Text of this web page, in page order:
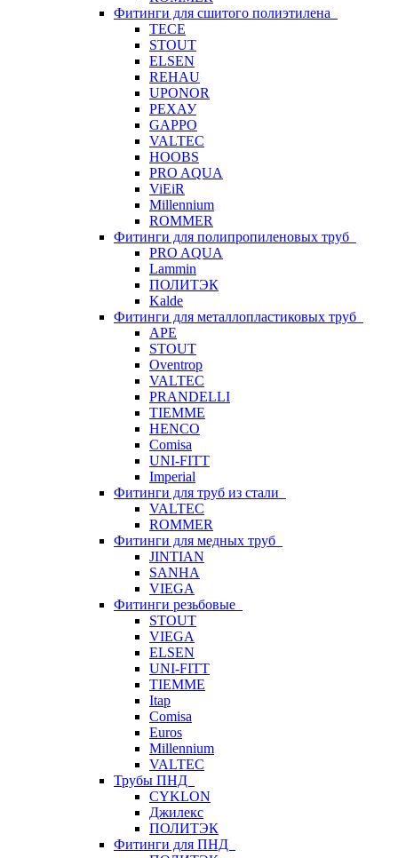
Фитинги для сшитого полиэтилена
TECE
STOUT
ELSEN
REHAU
UPONOR
РЕХАУ
GAPPO
VALTEC
HOOBS
PRO AQUA
ViEiR
Millennium
ROMMER
Фитинги для полипропиленовых труб
PRO AQUA
Lammin
ПОЛИТЭК
Kalde
Фитинги для металлопластиковых труб
APE
STOUT
Oventrop
VALTEC
PRANDELLI
TIEMME
HENCO
Comisa
UNI-FITT
Imperial
Фитинги для труб из стали
VALTEC
ROMMER
Фитинги для медных труб
JINTIAN
SANHA
VIEGA
Фитинги резьбовые
STOUT
VIEGA
ELSEN
UNI-FITT
TIEMME
Itap
Comisa
Euros
Millennium
VALTEC
Трубы ПНД
CYKLON
Джилекс
ПОЛИТЭК
Фитинги для ПНД